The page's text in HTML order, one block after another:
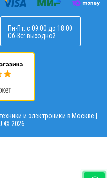
Пн-Пт: с 09:00 до 18:00
Сб-Вс: выходной
и электроники в Москве |
© 2026